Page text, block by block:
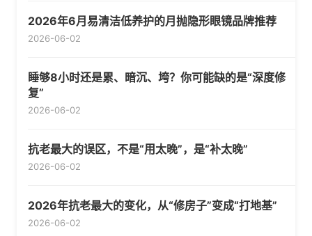
2026年6月易清洁低养护的月抛隐形眼镜品牌推荐
2026-06-02
睡够8小时还是累、暗沉、垮？你可能缺的是“深度修
复”
2026-06-02
抗老最大的误区，不是“用太晚”，是“补太晚”
2026-06-02
2026年抗老最大的变化，从“修房子”变成“打地基”
2026-06-02